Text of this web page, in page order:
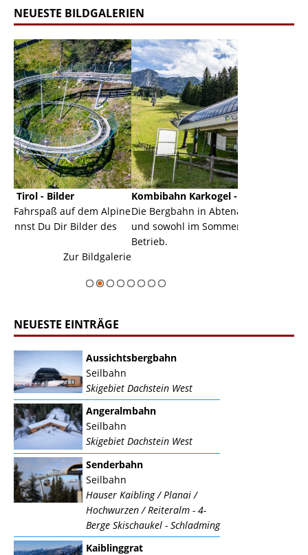
NEUESTE BILDGALERIEN
Alpine
des
Kombibahn Karkogel - Abtenau - Salzburg
Die Bergbahn in Abtenau ist eine Kombibahn
und sowohl im Sommer als auch im Winter in
NEUESTE EINTRÄGE
Aussichtsbergbahn
Seilbahn
Skigebiet Dachstein West
Angeralmbahn
Seilbahn
Skigebiet Dachstein West
Senderbahn
Seilbahn
Hauser Kaibling / Planai /
Hochwurzen / Reiteralm - 4-
Berge Skischaukel - Schladming
Kaiblinggrat